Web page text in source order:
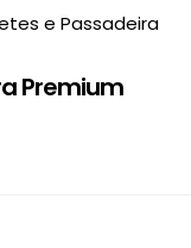
e Passadeira
Premium